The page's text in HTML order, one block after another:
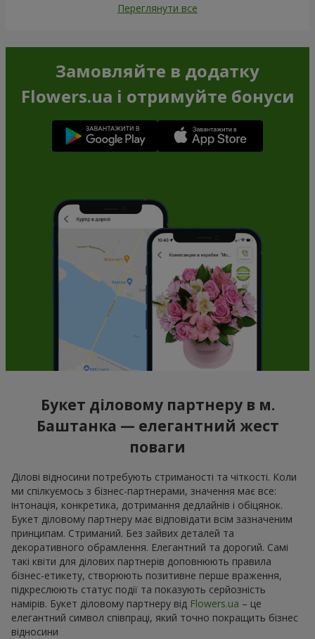
Переглянути все
Замовляйте в додатку
Flowers.ua і отримуйте бонуси
Букет діловому партнеру в м.
Баштанка — елегантний жест
поваги
Ділові відносини потребують стриманості та чіткості. Коли
ми спілкуємось з бізнес-партнерами, значення має все:
інтонація, конкретика, дотримання дедлайнів і обіцянок.
Букет діловому партнеру має відповідати всім зазначеним
принципам. Стриманий. Без зайвих деталей та
декоративного обрамлення. Елегантний та дорогий. Самі
такі квіти для ділових партнерів доповнюють правила
бізнес-етикету, створюють позитивне перше враження,
підкреслюють статус події та показують серйозність
намірів. Букет діловому партнеру від Flowers.ua – це
елегантний символ співпраці, який точно покращить бізнес
відносини